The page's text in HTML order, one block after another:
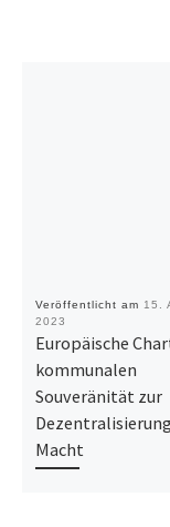
Veröffentlicht am 15.
2023
Europäische
kommunalen
Souveränität zur
Macht